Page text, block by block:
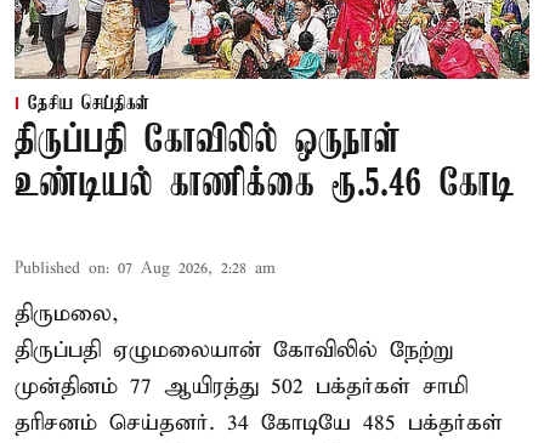
தேசிய செய்திகள்
திருப்பதி கோவிலில் ஒருநாள்
உண்டியல் காணிக்கை ரூ.5.46 கோடி
Published on: 07 Aug 2026, 2:28 am
திருமலை,
திருப்பதி ஏழுமலையான் கோவிலில் நேற்று
முன்தினம் 77 ஆயிரத்து 502 பக்தர்கள் சாமி
தரிசனம் செய்தனர். 34 கோடியே 485 பக்தர்கள்